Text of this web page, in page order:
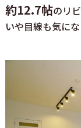
約12.7帖のリ
いや⽬線も気に